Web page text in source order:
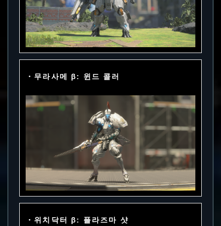
・무라사메 β: 윈드 콜러
・위치닥터 β: 플라즈마 샷